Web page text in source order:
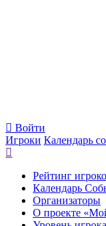
Войти
Игроки Календарь
Рейтинг
Календарь
Организаторы
О проекте